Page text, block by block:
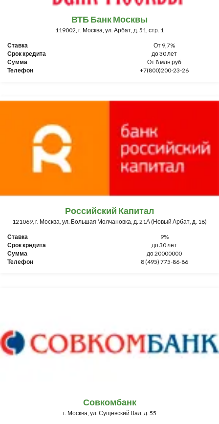
ВТБ Банк Москвы
119002, г. Москва, ул. Арбат, д. 51, стр. 1
Ставка
От 9,7%
Срок кредита
до 30 лет
Сумма
От 8 млн руб
Телефон
+7(800)200-23-26
Российский Капитал
121069, г. Москва, ул. Большая Молчановка, д. 21А (Новый Арбат, д. 18)
Ставка
9%
Срок кредита
до 30 лет
Сумма
до 20000000
Телефон
8 (495) 775-86-86
Совкомбанк
г. Москва, ул. Сущёвский Вал, д. 55